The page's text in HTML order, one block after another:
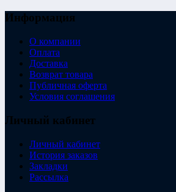
Информация
О компании
Оплата
Доставка
Возврат товара
Публичная оферта
Условия соглашения
Личный кабинет
Личный кабинет
История заказов
Закладки
Рассылка